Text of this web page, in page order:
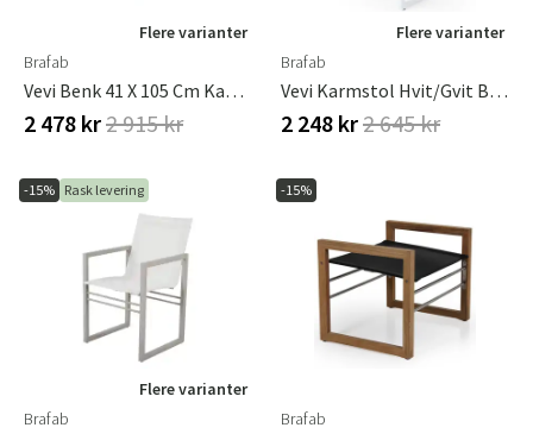
Flere varianter
Brafab
Vevi Benk 41 X 105 Cm Kaki Brafab
2 478 kr2 915 kr
Flere varianter
Brafab
Vevi Karmstol Hvit/gvit Brafab
2 248 kr2 645 kr
-15% Rask levering
Flere varianter
Brafab
-15%
Brafab